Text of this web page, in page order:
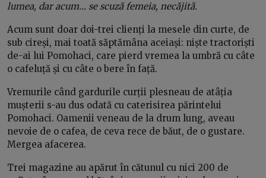
lumea, dar acum… se scuză femeia, necăjită.
Acum sunt doar doi-trei clienți la mesele din curte, de
sub cireși, mai toată săptămâna aceiași: niște tractoriști
de-ai lui Pomohaci, care pierd vremea la umbră cu câte
o cafeluță și cu câte o bere în față.
Vremurile când gardurile curții plesneau de atâția
mușterii s-au dus odată cu caterisirea părintelui
Pomohaci. Oamenii veneau de la drum lung, aveau
nevoie de o cafea, de ceva rece de băut, de o gustare.
Mergea afacerea.
Trei magazine au apărut în cătunul cu nici 200 de